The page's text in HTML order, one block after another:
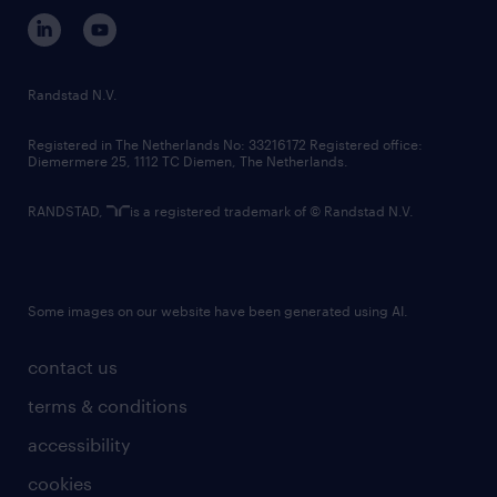
corporate governance
randstad innovation fund
country websites
contact us
terms & conditions
accessibility
cookies
Randstad N.V.
Registered in The Netherlands No: 33216172 Registered office:
Diemermere 25, 1112 TC Diemen, The Netherlands.
RANDSTAD, is a registered trademark of © Randstad N.V.
Some images on our website have been generated using AI.